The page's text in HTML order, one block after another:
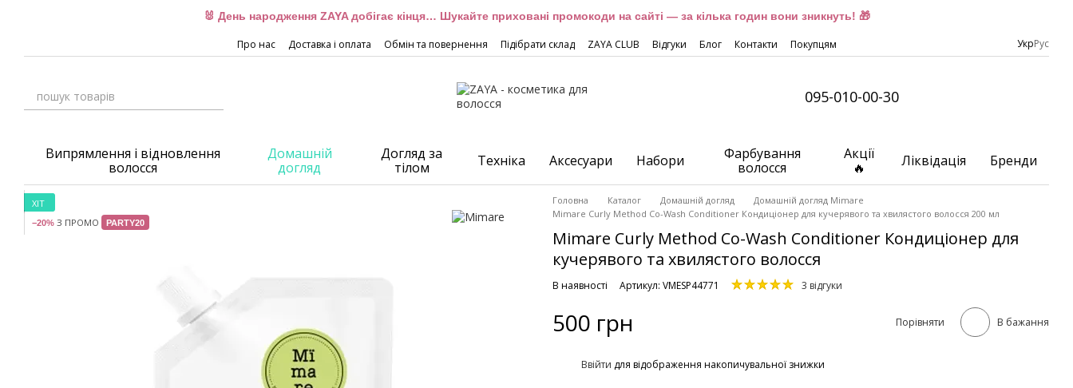
🐰 День народження ZAYA добігає кінця… Шукайте приховані промокоди на сайті — за кілька годин вони зникнуть! 🎁
Про нас Доставка і оплата Обмін та повернення Підібрати склад ZAYA CLUB Відгуки Блог Контакти Покупцям УкрРус
095-010-00-30
Випрямлення і відновлення
волосся
Домашній
догляд
Догляд за
тілом
Техніка Аксесуари Набори
Фарбування
волосся
Акції
🔥
Ліквідація Бренди
ХІТ
−20% З ПРОМО PARTY20
Головна Каталог Домашній догляд
Домашній догляд Mimare
Mimare Curly Method Co-Wash Conditioner Кондиціонер для кучерявого та хвилястого волосся 200 мл
Mimare Curly Method Co-Wash Conditioner Кондиціонер для
кучерявого та хвилястого волосся
В наявності Артикул: VMESP44771 3 відгуки
500 грн Порівняти В бажання
Ввійти для відображення накопичувальної знижки